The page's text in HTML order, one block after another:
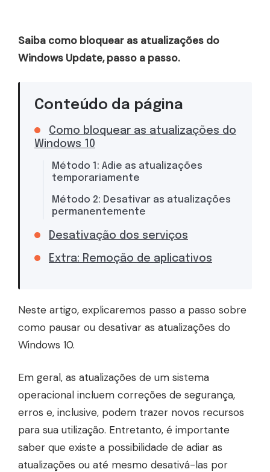
Saiba como bloquear as atualizações do
Windows Update, passo a passo.
Conteúdo da página
Como bloquear as atualizações do
Windows 10
Método 1: Adie as atualizações
temporariamente
Método 2: Desativar as atualizações
permanentemente
Desativação dos serviços
Extra: Remoção de aplicativos
Neste artigo, explicaremos passo a passo sobre
como pausar ou desativar as atualizações do
Windows 10.
Em geral, as atualizações de um sistema
operacional incluem correções de segurança,
erros e, inclusive, podem trazer novos recursos
para sua utilização. Entretanto, é importante
saber que existe a possibilidade de adiar as
atualizações ou até mesmo desativá-las por